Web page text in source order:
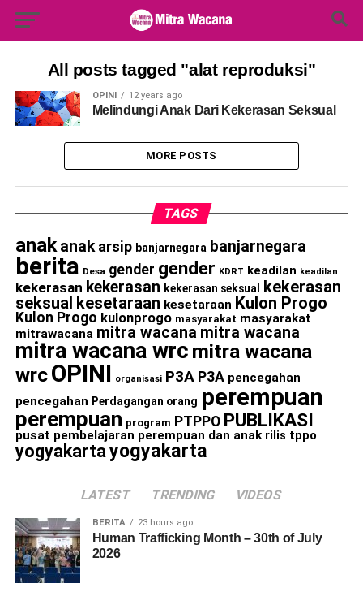
for:
All posts tagged "alat reproduksi"
OPINI 12 years ago
Melindungi Anak Dari Kekerasan Seksual
MORE POSTS
TAGS
anak anak arsip banjarnegara banjarnegara
berita Desa gender gender KDRT keadilan keadilan
kekerasan kekerasan kekerasan seksual kekerasan
seksual kesetaraan kesetaraan Kulon Progo
Kulon Progo kulonprogo masyarakat masyarakat
mitrawacana mitra wacana mitra wacana
mitra wacana wrc mitra wacana
wrcOPINI organisasi P3A P3A pencegahan
pencegahan Perdagangan orang perempuan
perempuan program PTPPO PUBLIKASI
pusat pembelajaran perempuan dan anak rilis tppo
yogyakartayogyakarta
LATEST TRENDING VIDEOS
BERITA 23 hours ago
Human Trafficking Month – 30th of July
2026